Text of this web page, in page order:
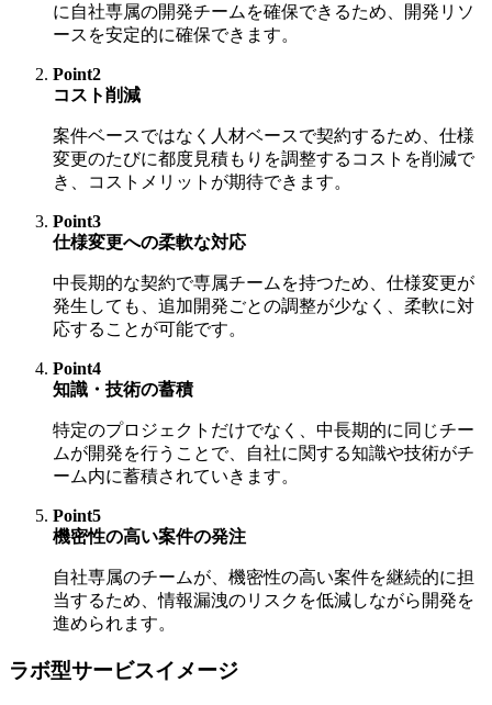
に自社専属の開発チームを確保できるため、開発リソ
ースを安定的に確保できます。
Point2
コスト削減
案件ベースではなく人材ベースで契約するため、仕様
変更のたびに都度見積もりを調整するコストを削減で
き、コストメリットが期待できます。
Point3
仕様変更への柔軟な対応
中長期的な契約で専属チームを持つため、仕様変更が
発生しても、追加開発ごとの調整が少なく、柔軟に対
応することが可能です。
Point4
知識・技術の蓄積
特定のプロジェクトだけでなく、中長期的に同じチー
ムが開発を行うことで、自社に関する知識や技術がチ
ーム内に蓄積されていきます。
Point5
機密性の高い案件の発注
自社専属のチームが、機密性の高い案件を継続的に担
当するため、情報漏洩のリスクを低減しながら開発を
進められます。
ラボ型サービスイメージ